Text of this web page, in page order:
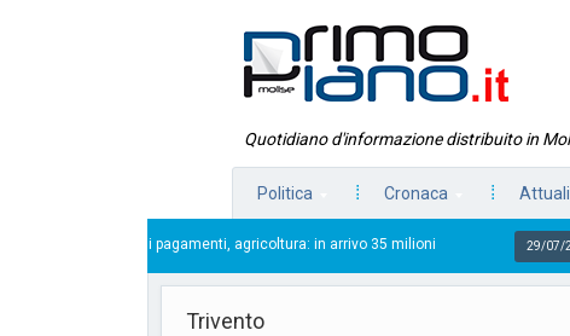
Quotidiano d'informazione distribuito in
Politica Cronaca
i pagamenti, agricoltura: in arrivo 35 milioni 29/07/2026
Trivento